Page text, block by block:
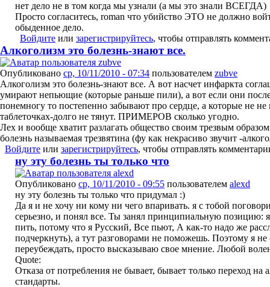
нет дело не в том когда мы узнали (а мы это знали ВСЕГДА)
Просто согласитесь, roman что убийство ЭТО не должно
обыденное дело.
Войдите или зарегистрируйтесь, чтобы отправлять
Алкоголизм это болезнь-знают все.
Опубликовано ср, 10/11/2010 - 07:34 пользователем zubve
Алкоголизм это болезнь-знают все. А вот насчет инфаркта
умирают непьющие (которые раньше пили), а вот если они
понемногу то постепенно забывают про сердце, а которые не
таблеточках-долго не тянут. ПРИМЕРОВ сколько угодно.
Лех и вообще хватит разлагать общество своим трезвым
болезнь называемая трезвятина (фу как некрасиво звучит -
Войдите или зарегистрируйтесь, чтобы отправлять
ну эту болезнь ты только что
Опубликовано ср, 10/11/2010 - 09:55 пользователем alexd
ну эту болезнь ты только что придумал :)
Да я и не хочу ни кому ни чего впаривать. я с тобой
серьезно, и понял все. Ты занял принципиальную позицию:
пить, потому что я Русский, Все пьют, А как-то надо же
подчеркнуть), а тут разговорами не поможешь. Поэтому я
переубеждать, просто высказываю свое мнение. Любой
Quote:
Отказа от потребления не бывает, бывает только переход на
стандарты.